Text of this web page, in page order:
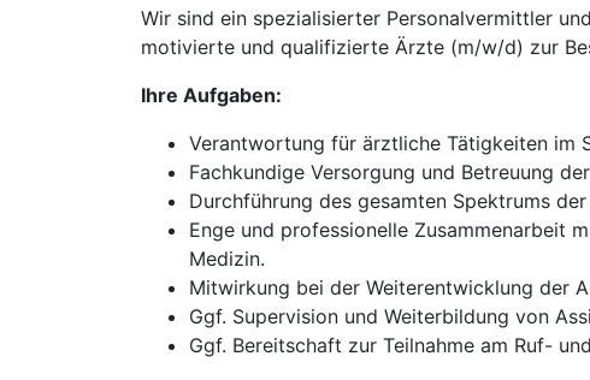
Wir sind ein spezialisierter Personalvermittler
motivierte und qualifizierte Ärzte (m/w/d) zur
Ihre Aufgaben:
Verantwortung für ärztliche Tätigkeiten im
Fachkundige Versorgung und Betreuung
Durchführung des gesamten Spektrums
Enge und professionelle Zusammenarbeit
Medizin.
Mitwirkung bei der Weiterentwicklung der
Ggf. Supervision und Weiterbildung von
Ggf. Bereitschaft zur Teilnahme am Ruf-